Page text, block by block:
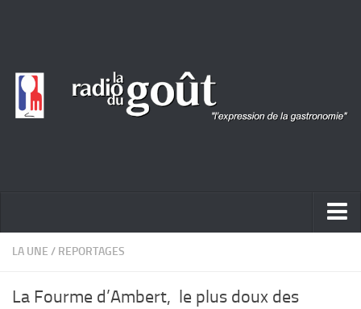
ACTUALITÉ
LA UNE / REPORTAGES
La Fourme d’Ambert, le plus doux des